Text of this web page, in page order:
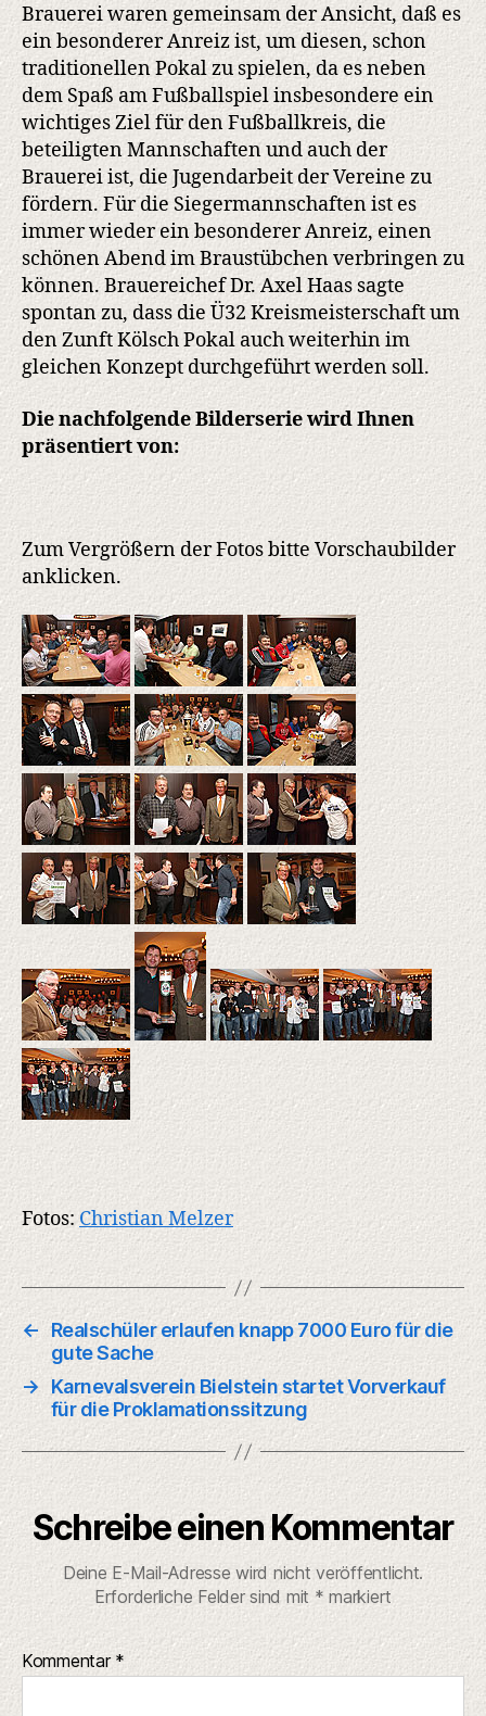
Brauerei waren gemeinsam der Ansicht, daß es
ein besonderer Anreiz ist, um diesen, schon
traditionellen Pokal zu spielen, da es neben
dem Spaß am Fußballspiel insbesondere ein
wichtiges Ziel für den Fußballkreis, die
beteiligten Mannschaften und auch der
Brauerei ist, die Jugendarbeit der Vereine zu
fördern. Für die Siegermannschaften ist es
immer wieder ein besonderer Anreiz, einen
schönen Abend im Braustübchen verbringen zu
können. Brauereichef Dr. Axel Haas sagte
spontan zu, dass die Ü32 Kreismeisterschaft um
den Zunft Kölsch Pokal auch weiterhin im
gleichen Konzept durchgeführt werden soll.
Die nachfolgende Bilderserie wird Ihnen
präsentiert von:
Zum Vergrößern der Fotos bitte Vorschaubilder
anklicken.
Fotos: Christian Melzer
← Realschüler erlaufen knapp 7000 Euro für die
gute Sache
→ Karnevalsverein Bielstein startet Vorverkauf
für die Proklamationssitzung
Schreibe einen Kommentar
Deine E-Mail-Adresse wird nicht veröffentlicht.
Erforderliche Felder sind mit * markiert
Kommentar *